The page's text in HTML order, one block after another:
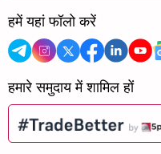
हमें यहां फॉलो करें
हमारे समुदाय में शामिल हों